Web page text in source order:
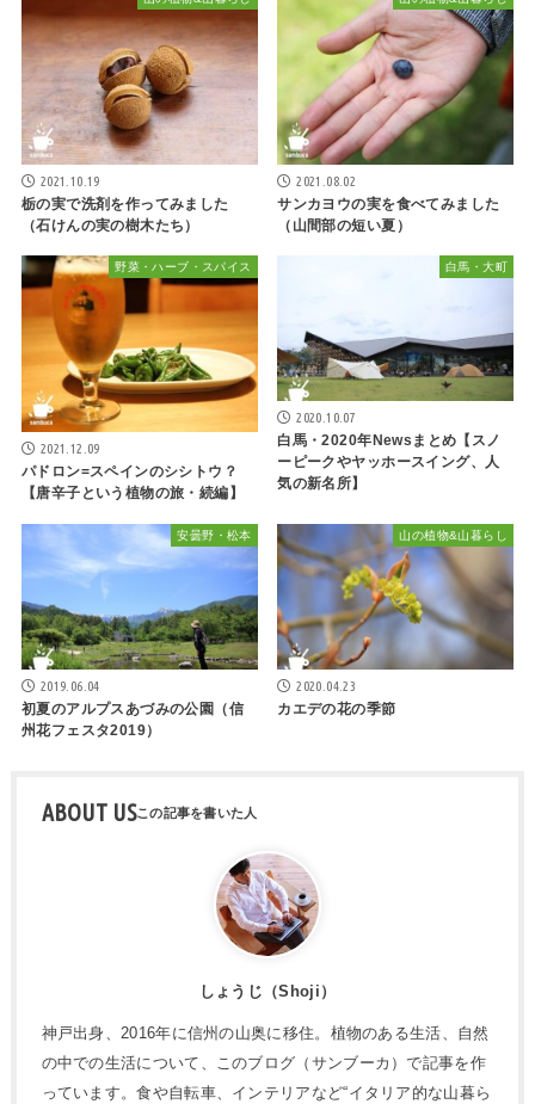
2021.10.19
栃の実で洗剤を作ってみました
（石けんの実の樹木たち）
2021.08.02
サンカヨウの実を食べてみました
（山間部の短い夏）
野菜・ハーブ・スパイス
2021.12.09
パドロン=スペインのシシトウ？
【唐辛子という植物の旅・続編】
白馬・大町
2020.10.07
白馬・2020年Newsまとめ【スノ
ーピークやヤッホースイング、人
気の新名所】
安曇野・松本
2019.06.04
初夏のアルプスあづみの公園（信
州花フェスタ2019）
山の植物&山暮らし
2020.04.23
カエデの花の季節
ABOUT US
しょうじ（Shoji）
神戸出身、2016年に信州の山奥に移住。植物のある生活、自然
の中での生活について、このブログ（サンブーカ）で記事を作
っています。食や自転車、インテリアなど“イタリア的な山暮ら